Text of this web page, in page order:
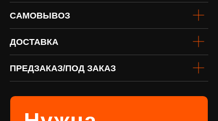
САМОВЫВОЗ
ДОСТАВКА
ПРЕДЗАКАЗ/ПОД ЗАКАЗ
винил
Под заказ
Если вы не нашли интересующую
издания, заполните форму